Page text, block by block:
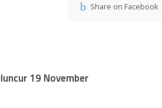
Share on Facebook
19 November